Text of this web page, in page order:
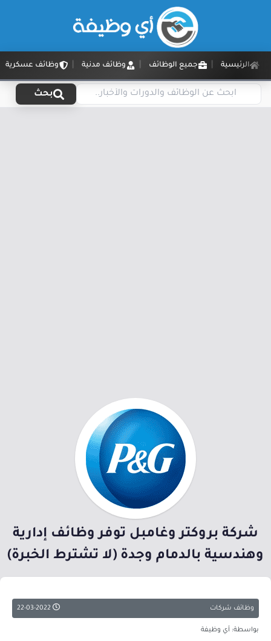
الرئيسية جميع الوظائف وظائف مدنية وظائف عسكرية
بحث
شركة بروكتر وغامبل توفر وظائف إدارية
وهندسية بالدمام وجدة (لا تشترط الخبرة)
وظائف شركات
بواسطة: أي وظيفة